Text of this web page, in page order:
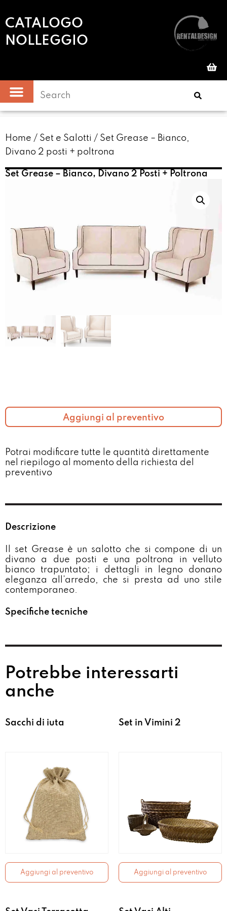
CATALOGO
NOLLEGGIO
Home / Set e Salotti / Set Grease – Bianco,
Divano 2 posti + poltrona
Set Grease – Bianco, Divano 2 Posti + Poltrona
Aggiungi al preventivo
Potrai modificare tutte le quantità direttamente
nel riepilogo al momento della richiesta del
preventivo​
Descrizione
Il set Grease è un salotto che si compone di un
divano a due posti e una poltrona in velluto
bianco trapuntato; i dettagli in legno donano
eleganza all’arredo, che si presta ad uno stile
contemporaneo.
Specifiche tecniche
Potrebbe interessarti
anche
Sacchi di iuta
Aggiungi al preventivo
Set in Vimini 2
Aggiungi al preventivo